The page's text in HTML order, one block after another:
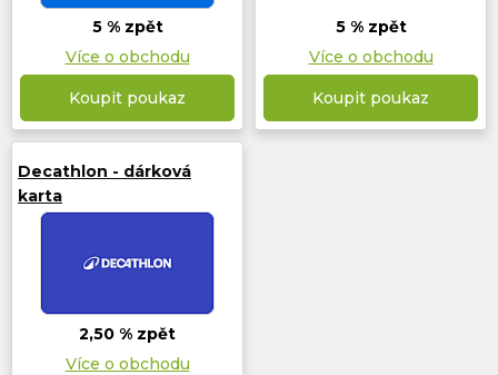
5 % zpět
Více o obchodu
Koupit poukaz
5 % zpět
Více o obchodu
Koupit poukaz
Decathlon - dárková
karta
2,50 % zpět
Více o obchodu